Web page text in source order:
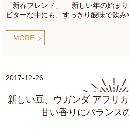
「新春ブレンド」 新しい年の始ま
ビターな中にも、すっきり酸味で飲
MORE
2017-12-26
新しい豆、ウガンダ アフリ
甘い香りにバランス